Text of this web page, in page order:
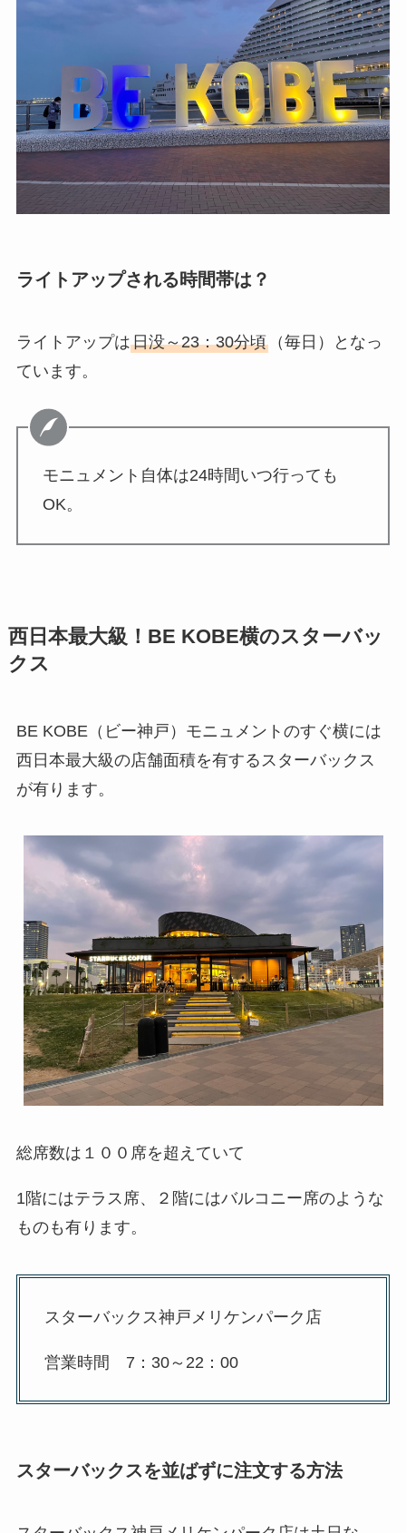
ライトアップされる時間帯は？
ライトアップは日没～23：30分頃（毎日）となっ
ています。
モニュメント自体は24時間いつ行っても
OK。
西日本最大級！BE KOBE横のスターバッ
クス
BE KOBE（ビー神戸）モニュメントのすぐ横には
西日本最大級の店舗面積を有するスターバックス
が有ります。
総席数は１００席を超えていて
1階にはテラス席、２階にはバルコニー席のような
ものも有ります。
スターバックス神戸メリケンパーク店
営業時間 7：30～22：00
スターバックスを並ばずに注文する方法